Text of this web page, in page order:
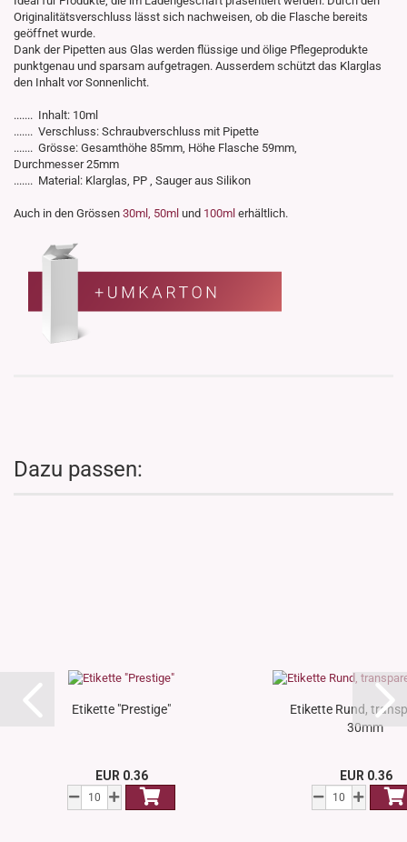
Originalitätsverschluss lässt sich nachweisen, ob die Flasche bereits
geöffnet wurde.
Dank der Pipetten aus Glas werden flüssige und ölige Pflegeprodukte
punktgenau und sparsam aufgetragen. Ausserdem schützt das Klarglas
den Inhalt vor Sonnenlicht.
....... Inhalt: 10ml
....... Verschluss: Schraubverschluss mit Pipette
....... Grösse: Gesamthöhe 85mm, Höhe Flasche 59mm,
Durchmesser 25mm
....... Material: Klarglas, PP , Sauger aus Silikon
Auch in den Grössen 30ml, 50ml und 100ml erhältlich.
Dazu passen:
Etikette "Prestige"
EUR 0.36
Etikette Rund,
30mm
EUR 0.36